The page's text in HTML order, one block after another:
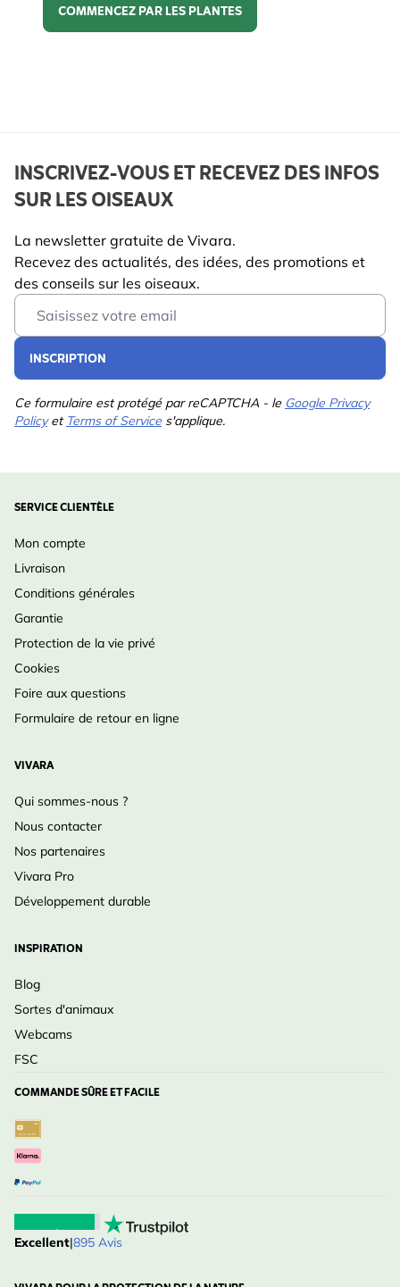
COMMENCEZ PAR LES PLANTES
INSCRIVEZ-VOUS ET RECEVEZ DES INFOS
SUR LES OISEAUX
La newsletter gratuite de Vivara.
Recevez des actualités, des idées, des promotions et
des conseils sur les oiseaux.
Email Address
INSCRIPTION
Ce formulaire est protégé par reCAPTCHA - le Google Privacy
Policyet Terms of Service s'applique.
SERVICE CLIENTÈLE
Mon compte
Livraison
Conditions générales
Garantie
Protection de la vie privé
Cookies
Foire aux questions
Formulaire de retour en ligne
VIVARA
Qui sommes-nous ?
Nous contacter
Nos partenaires
Vivara Pro
Développement durable
INSPIRATION
Blog
Sortes d'animaux
Webcams
FSC
COMMANDE SÛRE ET FACILE
Excellent|895 Avis